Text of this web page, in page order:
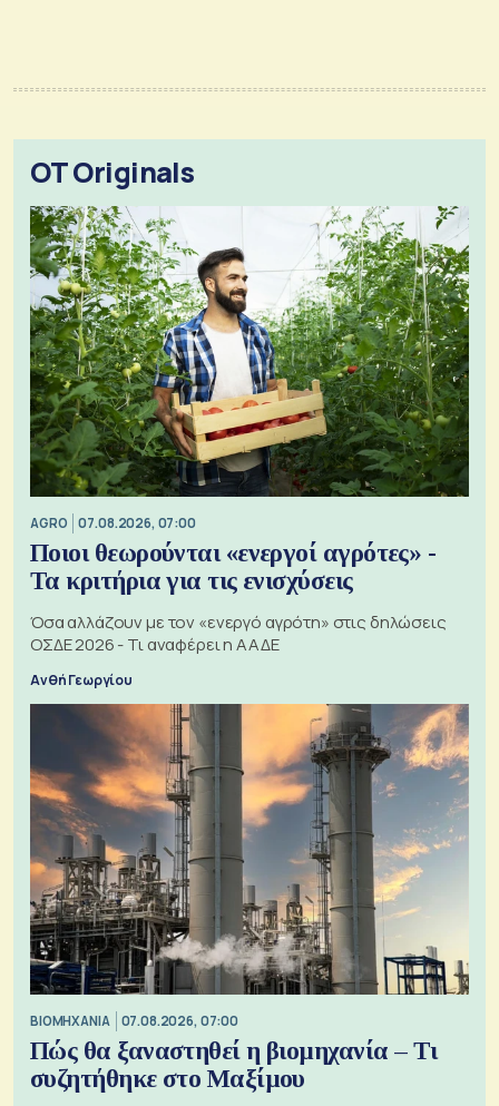
OT Originals
AGRO 07.08.2026, 07:00
Ποιοι θεωρούνται «ενεργοί αγρότες» -
Τα κριτήρια για τις ενισχύσεις
Όσα αλλάζουν με τον «ενεργό αγρότη» στις δηλώσεις
ΟΣΔΕ 2026 - Τι αναφέρει η ΑΑΔΕ
Ανθή Γεωργίου
ΒΙΟΜΗΧΑΝΙΑ 07.08.2026, 07:00
Πώς θα ξαναστηθεί η βιομηχανία – Τι
συζητήθηκε στο Μαξίμου